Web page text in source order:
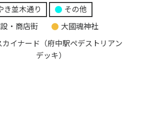
き並木通り
その他
・商店街
大國魂神社
カイナード（府中駅ペデストリアン
デッキ）